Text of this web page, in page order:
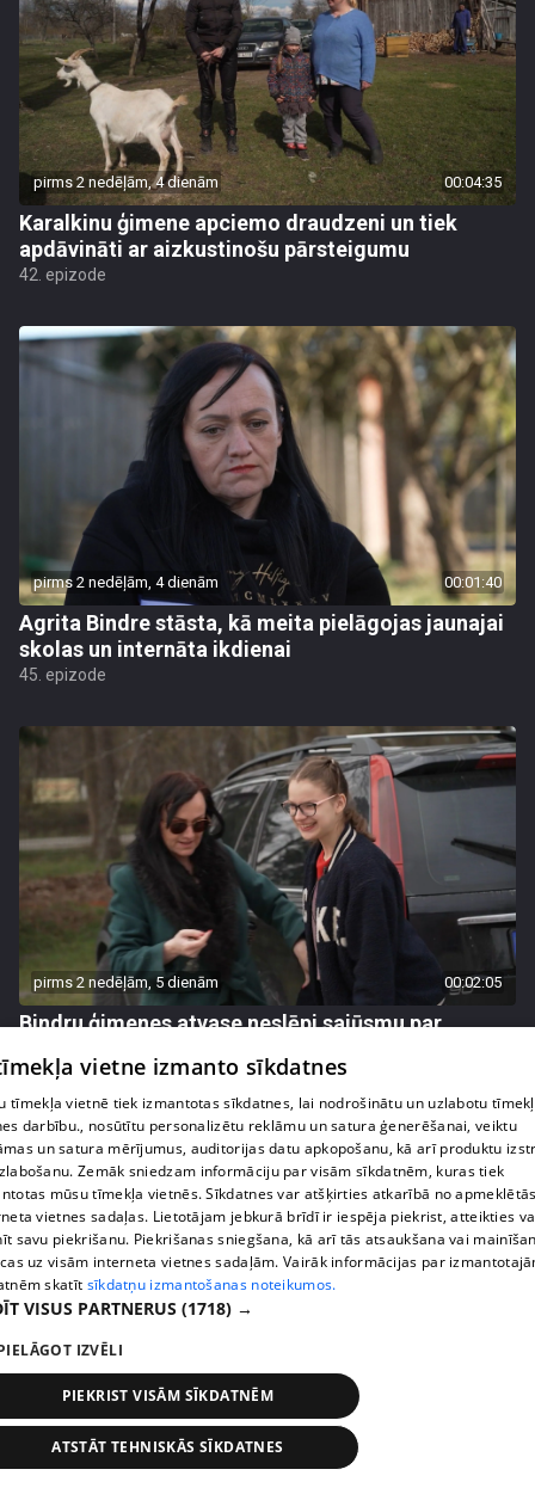
pirms 2 nedēļām, 4 dienām 00:04:35
Karalkinu ģimene apciemo draudzeni un tiek
apdāvināti ar aizkustinošu pārsteigumu
42. epizode
pirms 2 nedēļām, 4 dienām 00:01:40
Agrita Bindre stāsta, kā meita pielāgojas jaunajai
skolas un internāta ikdienai
45. epizode
pirms 2 nedēļām, 5 dienām 00:02:05
Bindru ģimenes atvase neslēpj sajūsmu par
55. epizode
pirms 2 nedēļām, 5 dienām
"Tas ir palīdzi, ja?" Pāvela Karalkina asprātīgā
reakcija uz sievas iepirkšanās paradumiem
43. epizode
vietne izmanto sīkdatnes
tīmekļa vietnē tiek izmantotas sīkdatnes, lai nodrošinātu un uzlabotu
darbību., nosūtītu personalizētu reklāmu un satura ģenerēšanai, veiktu
un satura mērījumus, auditorijas datu apkopošanu, kā arī produktu
Zemāk sniedzam informāciju par visām sīkdatnēm, kuras tiek
mūsu tīmekļa vietnēs. Sīkdatnes var atšķirties atkarībā no
vietnes sadaļas. Lietotājam jebkurā brīdī ir iespēja piekrist, atteikties
savu piekrišanu. Piekrišanas sniegšana, kā arī tās atsaukšana vai
uz visām interneta vietnes sadaļām. Vairāk informācijas par
skatīt sīkdatņu izmantošanas noteikumos.
VISUS PARTNERUS (1718) →
IZVĒLI
PIEKRIST VISĀM SĪKDATNĒM
ATSTĀT TEHNISKĀS SĪKDATNES